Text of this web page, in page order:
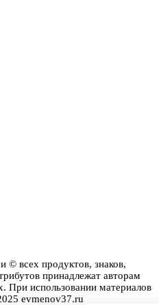
всех продуктов, знаков,
принадлежат авторам
При использовании материалов
evmenov37.ru